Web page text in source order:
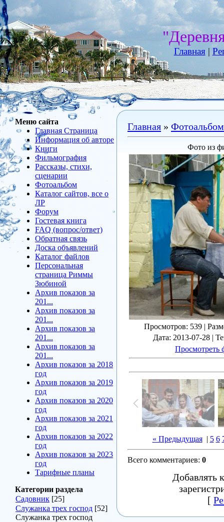
Главная|
Меню сайта
Главная Страница
Информация об авторе
Книги
Фильмография
Рассказы, стихи,
сценарии
Фотоальбом
Каталог сайтов, все о
ЛР
Форум
Гостевая книга
FAQ (вопрос/ответ)
Обратная связь
Доска объявлений
Каталог файлов
Персональная
страница Риммы
Зюбиной
Архив показов за
201...
Архив показов за
201...
Архив показов за
201...
Архив показов за
201...
Архив показов за 2018
год
Архив показов за 2019
год
Архив показов за 2020
год
Архив показов за 2021
год
Архив показов за 2022
год
Архив показов за 2023
год
Тарифные планы
Категории раздела
Садовник [25]
Служанка трех господ [52]
Служанка трех господ
Главная » Фотоальбом
Фото из
Просмотров: 539 |
Дата: 2013-07-28 |
Просмотреть
« Предыдущая| 5 6
Всего комментариев: 0
Добавлять
[